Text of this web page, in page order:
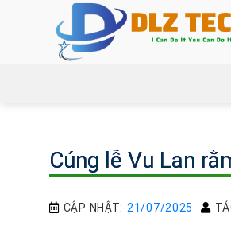
Cúng lễ Vu Lan
CẬP NHẬT: 21/07/2025